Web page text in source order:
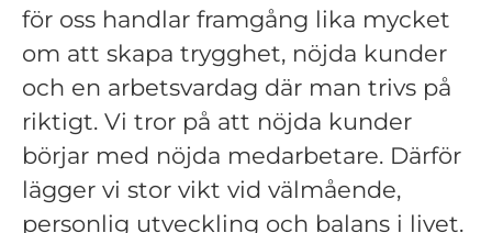
för oss handlar framgång lika mycket
om att skapa trygghet, nöjda kunder
och en arbetsvardag där man trivs på
riktigt. Vi tror på att nöjda kunder
börjar med nöjda medarbetare. Därför
lägger vi stor vikt vid välmående,
personlig utveckling och balans i livet.